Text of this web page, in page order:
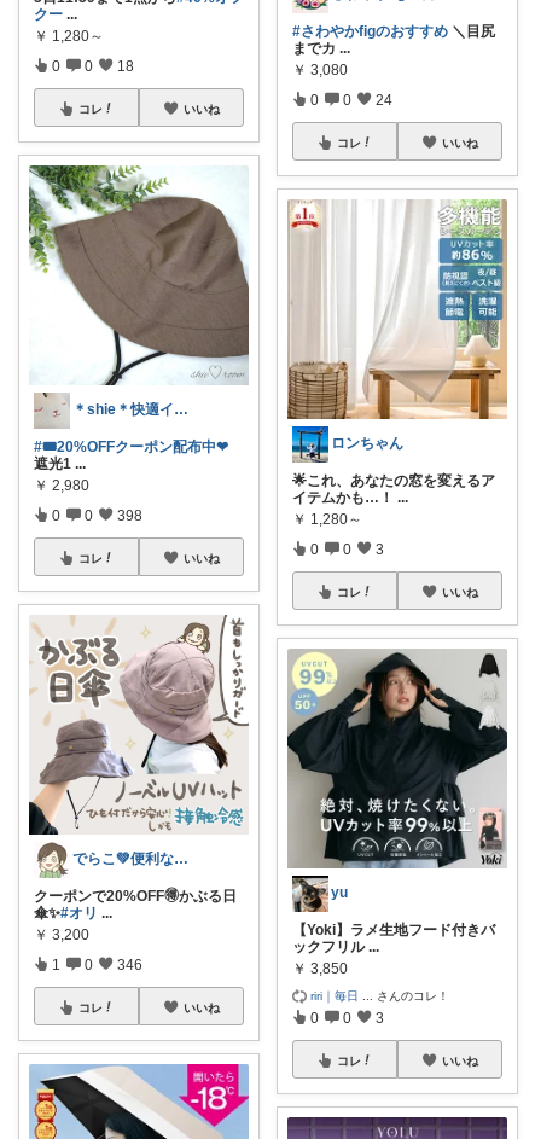
クー ...
￥ 1,280～
0 0 18
コレ いいね
＊shie＊快適インテリア＆雑貨グッズ
#🎟20%OFFクーポン配布中❤︎
遮光1 ...
￥ 2,980
0 0 398
コレ いいね
でらこ💚便利な生活雑貨とママアイテム☺
クーポンで20%OFF🉐かぶる日
傘✨#オリ ...
￥ 3,200
1 0 346
コレ いいね
#さわやかfigのおすすめ ＼目尻
までカ ...
￥ 3,080
0 0 24
コレ いいね
ロンちゃん
🌟これ、あなたの窓を変えるア
イテムかも…！ ...
￥ 1,280～
0 0 3
コレ いいね
yu
【Yoki】ラメ生地フード付きバ
ックフリル ...
￥ 3,850
riri｜毎日 さんのコレ！
0 0 3
コレ いいね